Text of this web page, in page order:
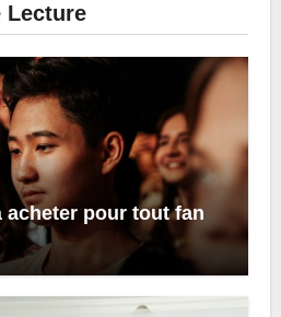
Lecture
acheter pour tout fan